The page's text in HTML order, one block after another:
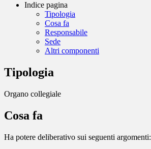
Indice pagina
Tipologia
Cosa fa
Responsabile
Sede
Altri componenti
Tipologia
Organo collegiale
Cosa fa
Ha potere deliberativo sui seguenti argomenti: